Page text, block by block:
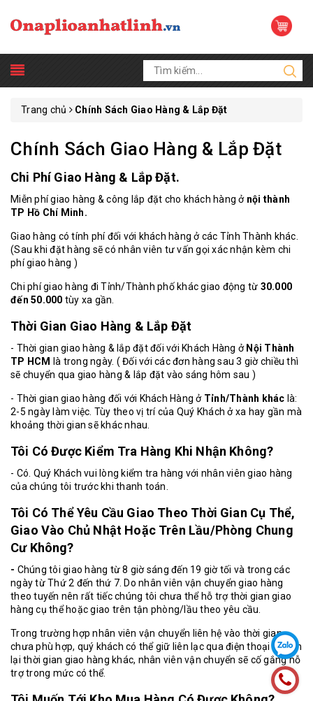
Trang chủ Chính Sách Giao Hàng & Lắp Đặt
Chính Sách Giao Hàng & Lắp Đặt
Chi Phí Giao Hàng & Lắp Đặt.
Miễn phí giao hàng & công lắp đặt cho khách hàng ở nội thành
TP Hồ Chí Minh.
Giao hàng có tính phí đối với khách hàng ở các Tỉnh Thành khác.
(Sau khi đặt hàng sẽ có nhân viên tư vấn gọi xác nhận kèm chi
phí giao hàng )
Chi phí giao hàng đi Tỉnh/Thành phố khác giao động từ 30.000
đến 50.000 tùy xa gần.
Thời Gian Giao Hàng & Lắp Đặt
- Thời gian giao hàng & lắp đặt đối với Khách Hàng ở Nội Thành
TP HCM
là trong ngày. ( Đối với các đơn hàng sau 3 giờ chiều thì
sẽ chuyển qua giao hàng & lắp đặt vào sáng hôm sau )
- Thời gian giao hàng đối với Khách Hàng ở Tỉnh/Thành khác là:
2-5 ngày làm việc. Tùy theo vị trí của Quý Khách ở xa hay gần mà
khoảng thời gian sẽ khác nhau.
Tôi Có Được Kiểm Tra Hàng Khi Nhận Không?
- Có. Quý Khách vui lòng kiểm tra hàng với nhân viên giao hàng
của chúng tôi trước khi thanh toán.
Tôi Có Thể Yêu Cầu Giao Theo Thời Gian Cụ Thể,
Giao Vào Chủ Nhật Hoặc Trên Lầu/Phòng Chung
Cư Không?
- Chúng tôi giao hàng từ 8 giờ sáng đến 19 giờ tối và trong các
ngày từ Thứ 2 đến thứ 7. Do nhân viên vận chuyển giao hàng
theo tuyến nên rất tiếc chúng tôi chưa thể hỗ trợ thời gian giao
hàng cụ thể hoặc giao trên tận phòng/lầu theo yêu cầu.
Trong trường hợp nhân viên vận chuyển liên hệ vào thời gian
chưa phù hợp, quý khách có thể giữ liên lạc qua điện thoại và hẹn
lại thời gian giao hàng khác, nhân viên vận chuyển sẽ cố gắng hỗ
trợ trong mức có thể.